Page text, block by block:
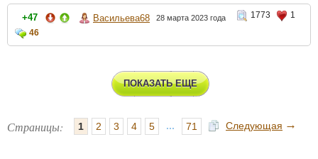
+47 Васильева68 28 марта 2023 года 1773
1
46
ПОКАЗАТЬ ЕЩЕ
Страницы: 1 2 3 4 5 ... 71 Следующая →